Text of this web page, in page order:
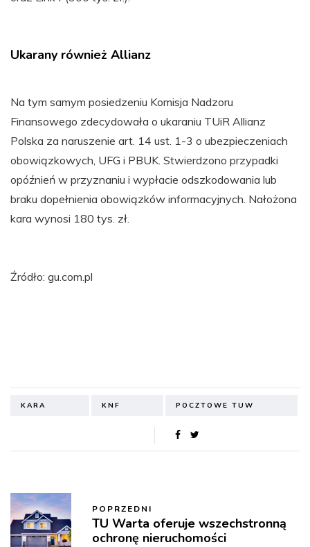
Ukarany również Allianz
Na tym samym posiedzeniu Komisja Nadzoru
Finansowego zdecydowała o ukaraniu TUiR Allianz
Polska za naruszenie art. 14 ust. 1-3 o ubezpieczeniach
obowiązkowych, UFG i PBUK. Stwierdzono przypadki
opóźnień w przyznaniu i wypłacie odszkodowania lub
braku dopełnienia obowiązków informacyjnych. Nałożona
kara wynosi 180 tys. zł.
Źródło: gu.com.pl
KARA KNF POCZTOWE TUW
POPRZEDNI
TU Warta oferuje wszechstronną
ochronę nieruchomości